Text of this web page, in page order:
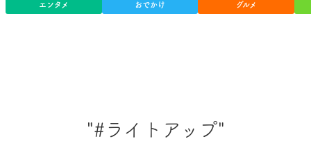
エンタメ おでかけ グルメ
"#ライトアップ"